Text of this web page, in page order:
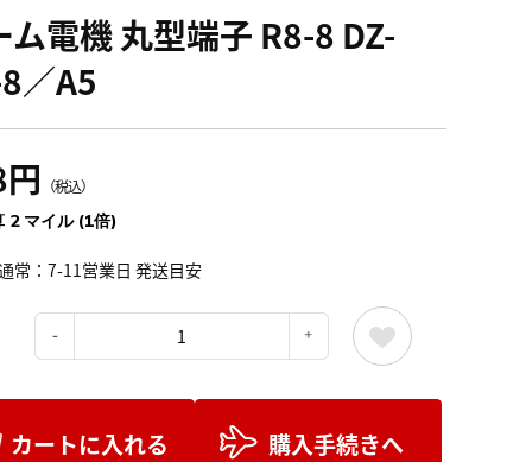
ム電機 丸型端子 R8-8 DZ-
／A5
（税込）
2 マイル (1倍)
常：7-11営業日 発送目安
カートに入れる 購入手続きへ